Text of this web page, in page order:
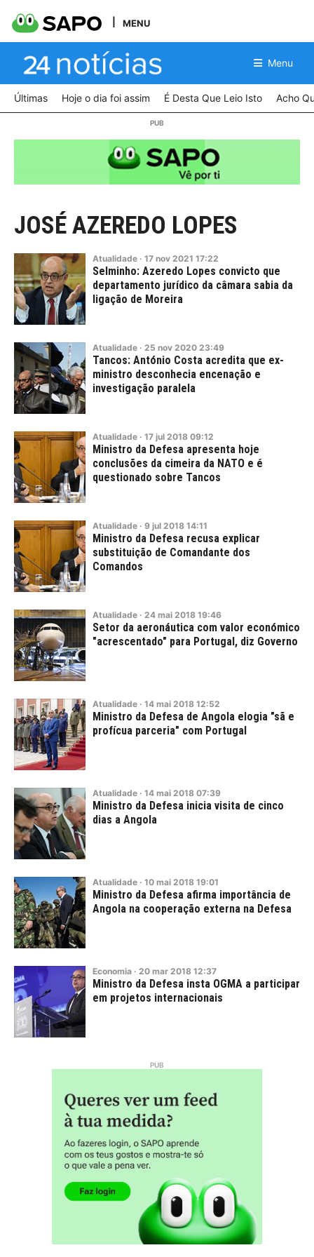
MENU
Menu
Últimas Hoje o dia foi assim É Desta Que Leio Isto Acho
JOSÉ AZEREDO LOPES
Atualidade · 17 nov 2021 17:22
Selminho: Azeredo Lopes convicto que
departamento jurídico da câmara sabia da
ligação de Moreira
Atualidade · 25 nov 2020 23:49
Tancos: António Costa acredita que ex-
ministro desconhecia encenação e
investigação paralela
Atualidade · 17 jul 2018 09:12
Ministro da Defesa apresenta hoje
conclusões da cimeira da NATO e é
questionado sobre Tancos
Atualidade · 9 jul 2018 14:11
Ministro da Defesa recusa explicar
substituição de Comandante dos
Comandos
Atualidade · 24 mai 2018 19:46
Setor da aeronáutica com valor económico
"acrescentado" para Portugal, diz Governo
Atualidade · 14 mai 2018 12:52
Ministro da Defesa de Angola elogia "sã e
profícua parceria" com Portugal
Atualidade · 14 mai 2018 07:39
Ministro da Defesa inicia visita de cinco
dias a Angola
Atualidade · 10 mai 2018 19:01
Ministro da Defesa afirma importância de
Angola na cooperação externa na Defesa
Economia · 20 mar 2018 12:37
Ministro da Defesa insta OGMA a participar
em projetos internacionais